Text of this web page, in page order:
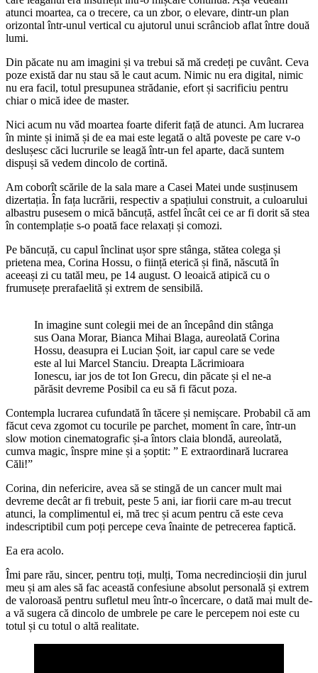
atunci moartea, ca o trecere, ca un zbor, o elevare, dintr-un plan
orizontal într-unul vertical cu ajutorul unui scrânciob aflat între două
lumi.
Din păcate nu am imagini și va trebui să mă credeți pe cuvânt. Ceva
poze există dar nu stau să le caut acum. Nimic nu era digital, nimic
nu era facil, totul presupunea strădanie, efort și sacrificiu pentru
chiar o mică idee de master.
Nici acum nu văd moartea foarte diferit față de atunci. Am lucrarea
în minte și inimă și de ea mai este legată o altă poveste pe care v-o
deslușesc căci lucrurile se leagă într-un fel aparte, dacă suntem
dispuși să vedem dincolo de cortină.
Am coborît scările de la sala mare a Casei Matei unde susținusem
dizertația. În fața lucrării, respectiv a spațiului construit, a culoarului
albastru pusesem o mică băncuță, astfel încât cei ce ar fi dorit să stea
în contemplație s-o poată face relaxați și comozi.
Pe băncuță, cu capul înclinat ușor spre stânga, stătea colega și
prietena mea, Corina Hossu, o ființă eterică și fină, născută în
aceeași zi cu tatăl meu, pe 14 august. O leoaică atipică cu o
frumusețe prerafaelită și extrem de sensibilă.
In imagine sunt colegii mei de an începând din stânga
sus Oana Morar, Bianca Mihai Blaga, aureolată Corina
Hossu, deasupra ei Lucian Șoit, iar capul care se vede
este al lui Marcel Stanciu. Dreapta Lăcrimioara
Ionescu, iar jos de tot Ion Grecu, din păcate și el ne-a
părăsit devreme Posibil ca eu să fi făcut poza.
Contempla lucrarea cufundată în tăcere și nemișcare. Probabil că am
făcut ceva zgomot cu tocurile pe parchet, moment în care, într-un
slow motion cinematografic și-a întors claia blondă, aureolată,
cumva magic, înspre mine și a șoptit: ” E extraordinară lucrarea
Căli!”
Corina, din nefericire, avea să se stingă de un cancer mult mai
devreme decât ar fi trebuit, peste 5 ani, iar fiorii care m-au trecut
atunci, la complimentul ei, mă trec și acum pentru că este ceva
indescriptibil cum poți percepe ceva înainte de petrecerea faptică.
Ea era acolo.
Îmi pare rău, sincer, pentru toți, mulți, Toma necredincioșii din jurul
meu și am ales să fac această confesiune absolut personală și extrem
de valoroasă pentru sufletul meu într-o încercare, o dată mai mult de-
a vă sugera că dincolo de umbrele pe care le percepem noi este cu
totul și cu totul o altă realitate.